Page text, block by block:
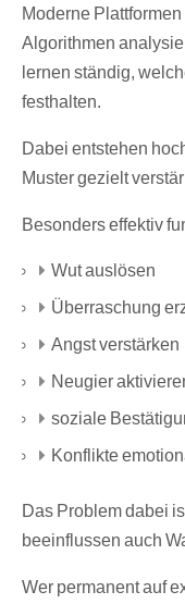
Moderne
Algorithmen
lernen ständig,
festhalten.
Dabei entstehen
Muster gezielt
Besonders effektiv
Wut auslösen
Überraschung
Angst verstärken
Neugier
soziale
Konflikte
Das Problem dabei
beeinflussen auch
Wer permanent auf